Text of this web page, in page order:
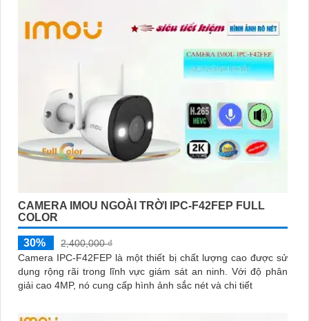
CAMERA IMOU NGOÀI TRỜI IPC-F42FEP FULL
COLOR
30%
2,400,000 ₫
Camera IPC-F42FEP là một thiết bị chất lượng cao được sử
dụng rộng rãi trong lĩnh vực giám sát an ninh. Với độ phân
giải cao 4MP, nó cung cấp hình ảnh sắc nét và chi tiết